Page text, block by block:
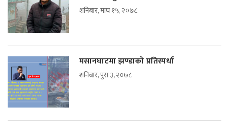
शनिबार, माघ १५, २०७८
मसानघाटमा झण्डाको प्रतिस्पर्धा
शनिबार, पुस ३, २०७८